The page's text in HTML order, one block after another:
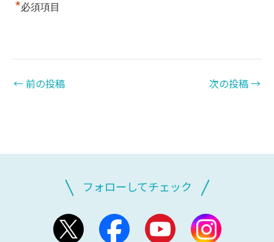
*必須項目
←前の投稿 次の投稿→
フォローしてチェック